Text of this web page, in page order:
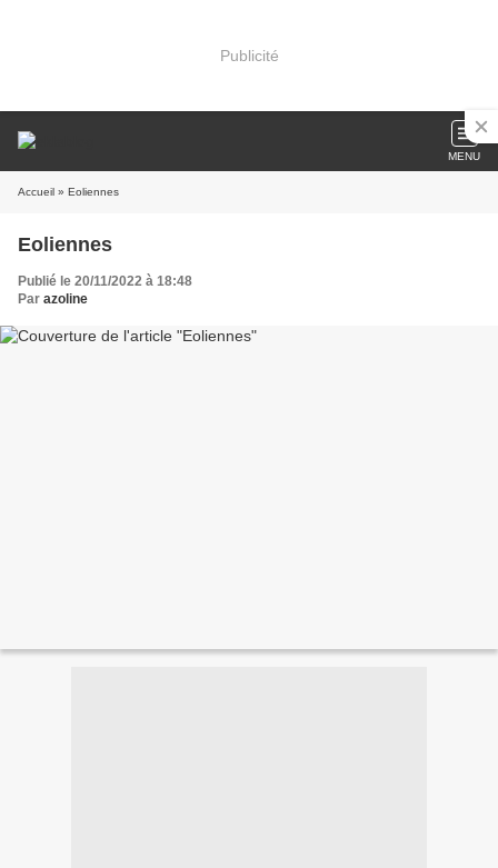
Publicité
MENU
Accueil » Eoliennes
Eoliennes
Publié le 20/11/2022 à 18:48
Par azoline